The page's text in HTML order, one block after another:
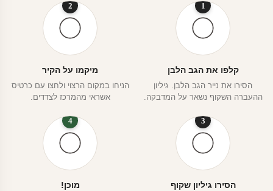
1
קלפו את הגב הלבן
הסירו את נייר הגב הלבן. גיליון
ההעברה השקוף נשאר על המדבקה.
2
מיקמו על הקיר
הניחו במקום הרצוי ולחצו עם כרטיס
אשראי מהמרכז לצדדים.
3
הסירו גיליון שקוף
4
מוכן!